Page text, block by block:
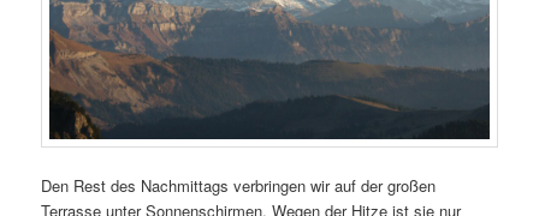
Den Rest des Nachmittags verbringen wir auf der großen
Terrasse unter Sonnenschirmen. Wegen der Hitze ist sie nur